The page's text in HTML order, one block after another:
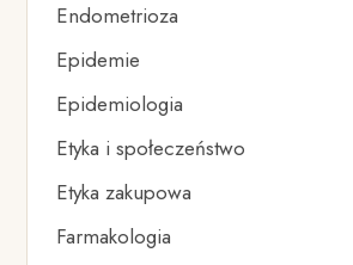
Endometrioza
Epidemie
Epidemiologia
Etyka i społeczeństwo
Etyka zakupowa
Farmakologia